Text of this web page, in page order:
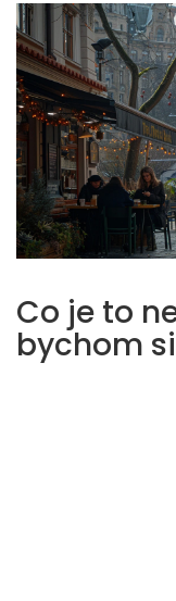
Co je to
bychom